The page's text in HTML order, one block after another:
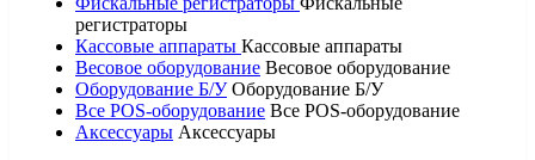
регистраторы
Кассовые аппараты Кассовые аппараты
Весовое оборудование Весовое оборудование
Оборудование Б/У Оборудование Б/У
Все POS-оборудование Все POS-оборудование
Аксессуары Аксессуары